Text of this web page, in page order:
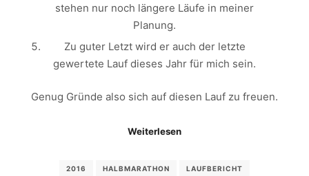
stehen nur noch längere Läufe in meiner
Planung.
Zu guter Letzt wird er auch der letzte
gewertete Lauf dieses Jahr für mich sein.
Genug Gründe also sich auf diesen Lauf zu freuen.
Weiterlesen
2016 HALBMARATHON LAUFBERICHT